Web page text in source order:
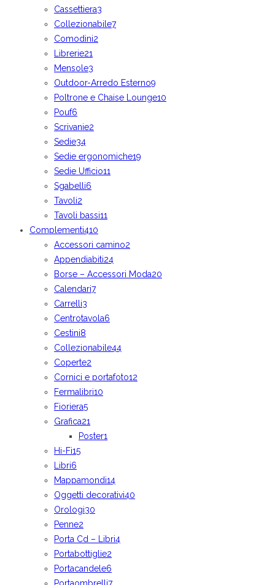
Cassettiera3
Collezionabile7
Comodini2
Librerie21
Mensole3
Outdoor-Arredo Esterno9
Poltrone e Chaise Lounge10
Pouf6
Scrivanie2
Sedie34
Sedie ergonomiche19
Sedie Ufficio11
Sgabelli6
Tavoli2
Tavoli bassi11
Complementi410
Accessori camino2
Appendiabiti24
Borse – Accessori Moda20
Calendari7
Carrelli3
Centrotavola6
Cestini8
Collezionabile44
Coperte2
Cornici e portafoto12
Fermalibri10
Fioriera5
Grafica21
Poster1
Hi-Fi15
Libri6
Mappamondi14
Oggetti decorativi40
Orologi30
Penne2
Porta Cd – Libri4
Portabottiglie2
Portacandele6